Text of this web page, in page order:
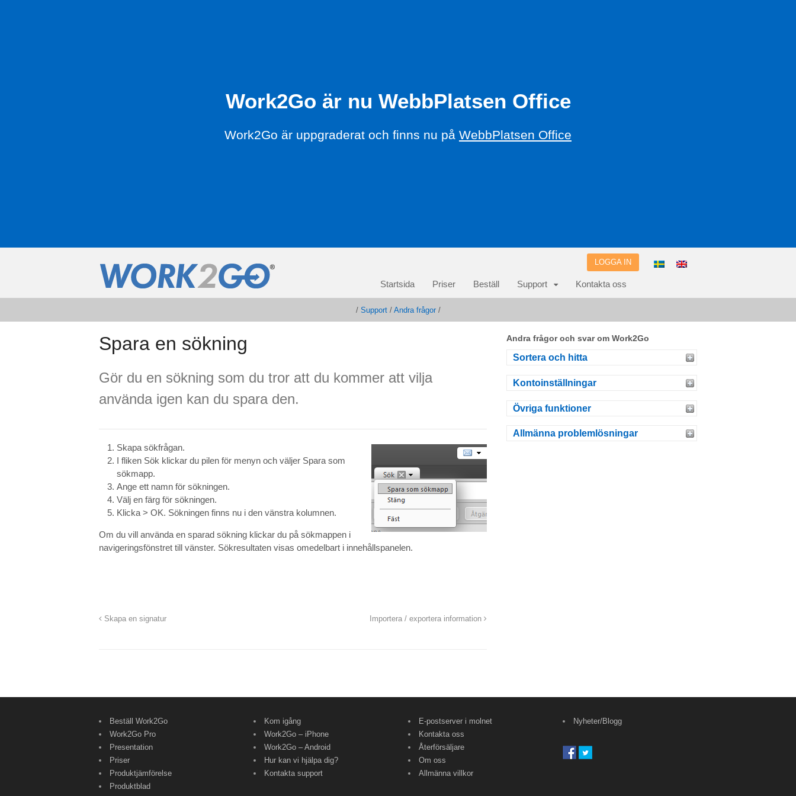
Work2Go är nu WebbPlatsen Office
Work2Go är uppgraderat och finns nu på WebbPlatsen Office
LOGGA IN
Startsida Priser Beställ Support Kontakta oss
/ Support/ Andra frågor/
Spara en sökning
Gör du en sökning som du tror att du kommer att vilja
använda igen kan du spara den.
Skapa sökfrågan.
I fliken Sök klickar du pilen för menyn och väljer Spara som
sökmapp.
Ange ett namn för sökningen.
Välj en färg för sökningen.
Klicka > OK. Sökningen finns nu i den vänstra kolumnen.
Om du vill använda en sparad sökning klickar du på sökmappen i
navigeringsfönstret till vänster. Sökresultaten visas omedelbart i innehållspanelen.
Skapa en signatur Importera / exportera information
Andra frågor och svar om Work2Go
Sortera och hitta
Kontoinställningar
Övriga funktioner
Allmänna problemlösningar
Beställ Work2Go
Work2Go Pro
Presentation
Priser
Produktjämförelse
Produktblad
Kom igång
Work2Go – iPhone
Work2Go – Android
Hur kan vi hjälpa dig?
Kontakta support
E-postserver i molnet
Kontakta oss
Återförsäljare
Om oss
Allmänna villkor
Nyheter/Blogg